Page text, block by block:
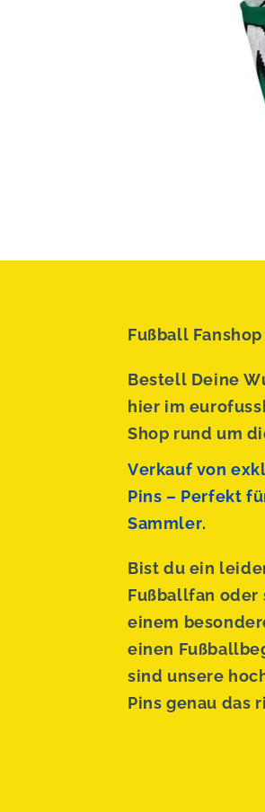
Fußball
Bestell Deine
hier im
Shop rund um
Verkauf von
Pins – Perfekt
Sammler.
Bist du ein
Fußballfan oder
einem
einen
sind unsere
Pins genau das